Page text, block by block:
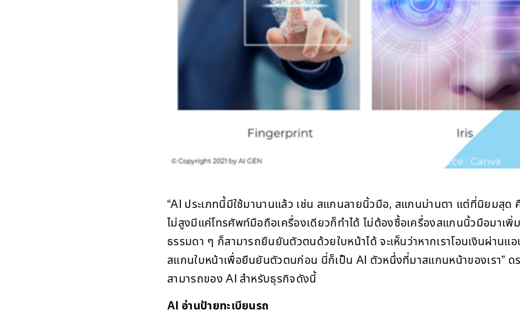
“AI ประเภทนี้มีใช้มานานแล้ว เช่น สแกนลายนิ้วมือ, สแกนม่านตา แต่ที่นิยมสุ
ไม่สูงมีแค่โทรศัพท์มือถือเครื่องเดียวก็ทำได้ ไม่ต้องซื้อเครื่องสแกนนิ้วมือมาเ
ธรรมดา ๆ ก็สามารถยืนยันตัวตนด้วยใบหน้าได้ จะเห็นว่าหากเราโอนเงินผ่าน
สแกนใบหน้าเพื่อยืนยันตัวตนก่อน นี่ก็เป็น AI ตัวหนึ่งที่มาสแกนหน้าของเรา”
สามารถของ AI สำหรับธุรกิจดังนี้
AI อ่านป้ายทะเบียนรถ